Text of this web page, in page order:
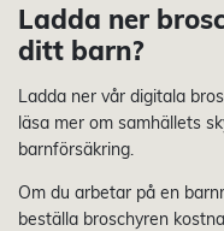
Ladda ner
ditt barn?
Ladda ner vår digitala
läsa mer om samhällets
barnförsäkring.
Om du arbetar på en
beställa broschyren